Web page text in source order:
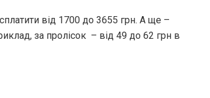
від 1700 до 3655 грн. А ще –
за пролісок – від 49 до 62 грн в